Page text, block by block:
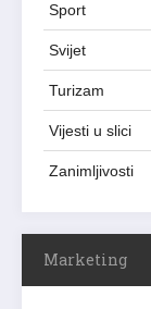
Sport
Svijet
Turizam
Vijesti u slici
Zanimljivosti
Marketing